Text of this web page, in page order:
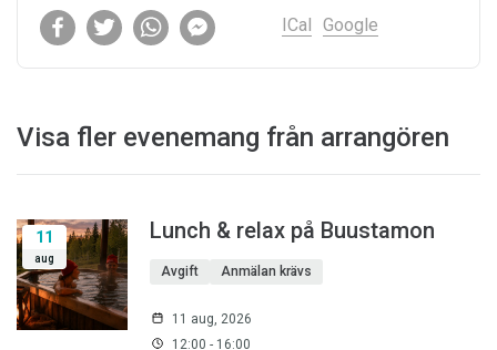
ICal Google
Visa fler evenemang från arrangören
11
aug
Lunch & relax på Buustamon
Avgift Anmälan krävs
11 aug, 2026
12:00 - 16:00